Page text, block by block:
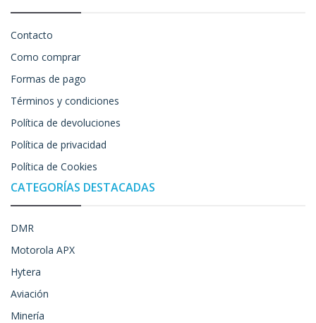
Contacto
Como comprar
Formas de pago
Términos y condiciones
Política de devoluciones
Política de privacidad
Política de Cookies
CATEGORÍAS DESTACADAS
DMR
Motorola APX
Hytera
Aviación
Minería